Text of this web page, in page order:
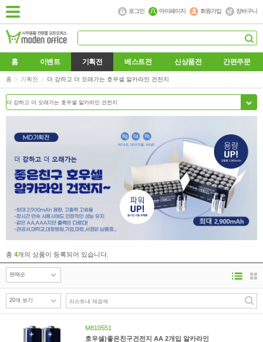
로그인 마이페이지 회원가입 장바구니
홈 이벤트 기획전 베스트전 신상품전 간편주문
홈 기획전 더 강하고 더 오래가는 호우셀 알카라인 건전지
총 4개의 상품이 등록되어 있습니다.
M810551
호우셀)좋은친구건전지 AA 2개입 알카라인